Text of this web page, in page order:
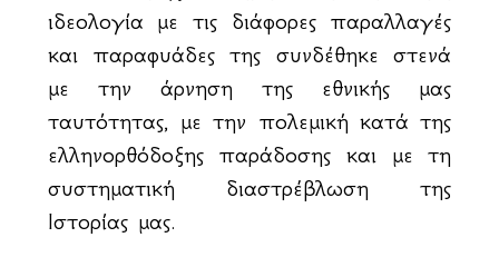
ιδεολογία με τις διάφορες παραλλαγές
και παραφυάδες της συνδέθηκε στενά
με την άρνηση της εθνικής μας
ταυτότητας, με την πολεμική κατά της
ελληνορθόδοξης παράδοσης και με τη
συστηματική διαστρέβλωση της
Ιστορίας μας.